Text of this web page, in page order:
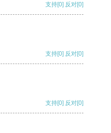
支持[0] 反对[0]
支持[0] 反对[0]
支持[0] 反对[0]